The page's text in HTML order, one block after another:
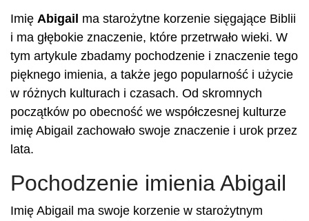
Imię Abigail ma starożytne korzenie sięgające Biblii
i ma głębokie znaczenie, które przetrwało wieki. W
tym artykule zbadamy pochodzenie i znaczenie tego
pięknego imienia, a także jego popularność i użycie
w różnych kulturach i czasach. Od skromnych
początków po obecność we współczesnej kulturze
imię Abigail zachowało swoje znaczenie i urok przez
lata.
Pochodzenie imienia Abigail
Imię Abigail ma swoje korzenie w starożytnym